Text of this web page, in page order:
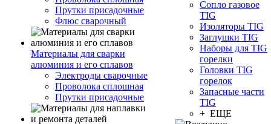
Прутки присадочные
Флюс сварочный
Материалы для сварки
алюминия и его сплавов
Электроды сварочные
Проволока сплошная
Прутки присадочные
Сопло газовое
TIG
Изоляторы TIG
Заглушки TIG
Наборы для TIG
горелки
Головки TIG
горелок
Запасные части
TIG
+ ЕЩЕ